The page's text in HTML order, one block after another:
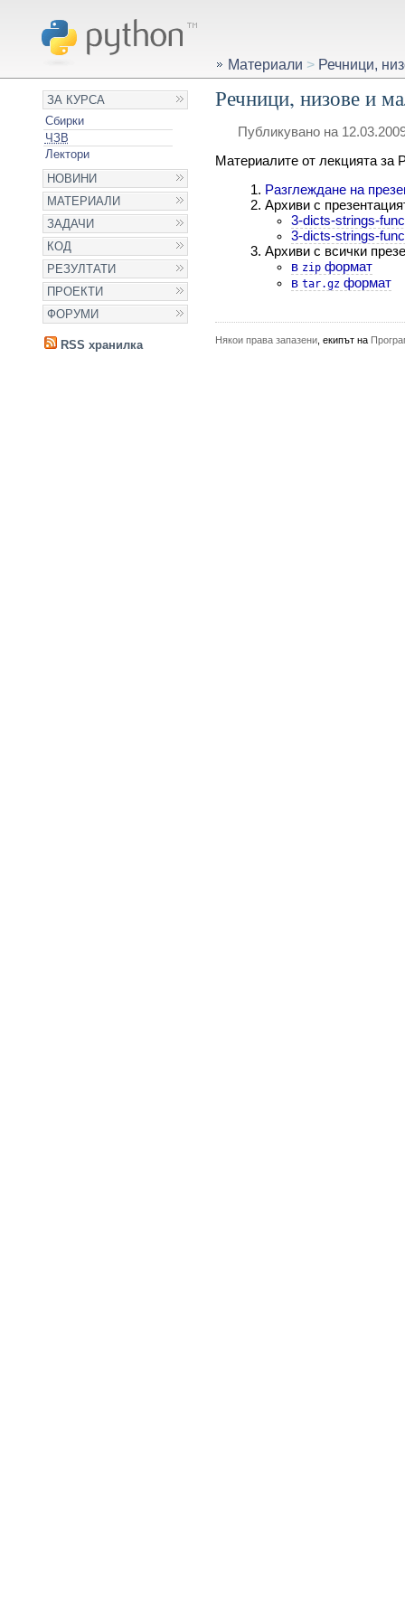
ЗА КУРСА
Сбирки
ЧЗВ
Лектори
НОВИНИ
МАТЕРИАЛИ
ЗАДАЧИ
КОД
РЕЗУЛТАТИ
ПРОЕКТИ
ФОРУМИ
RSS хранилка
Материали > Речници,
Речници, низове и
Публикувано на
Материалите от лекцията за
Разглеждане на
Архиви с
3-dicts-strings-
3-dicts-strings-
Архиви с всички
в zipформат
в tar.gzформат
Някои права запазени, екипът на